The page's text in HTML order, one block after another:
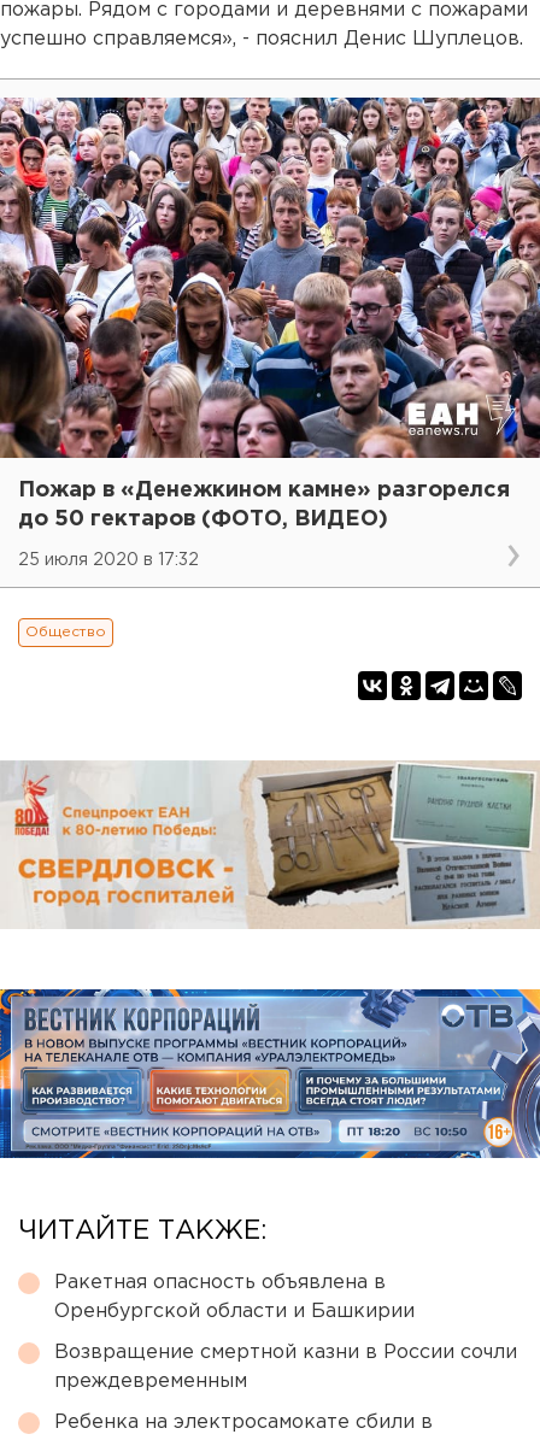
пожары. Рядом с городами и деревнями с пожарами
успешно справляемся», - пояснил Денис Шуплецов.
Пожар в «Денежкином камне» разгорелся
до 50 гектаров (ФОТО, ВИДЕО)
25 июля 2020 в 17:32
Общество
ЧИТАЙТЕ ТАКЖЕ:
Ракетная опасность объявлена в
Оренбургской области и Башкирии
Возвращение смертной казни в России сочли
преждевременным
Ребенка на электросамокате сбили в